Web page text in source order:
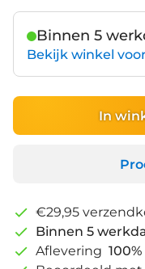
Binnen 5
Bekijk winkel
In
€29,95
Binnen 5
Aflevering